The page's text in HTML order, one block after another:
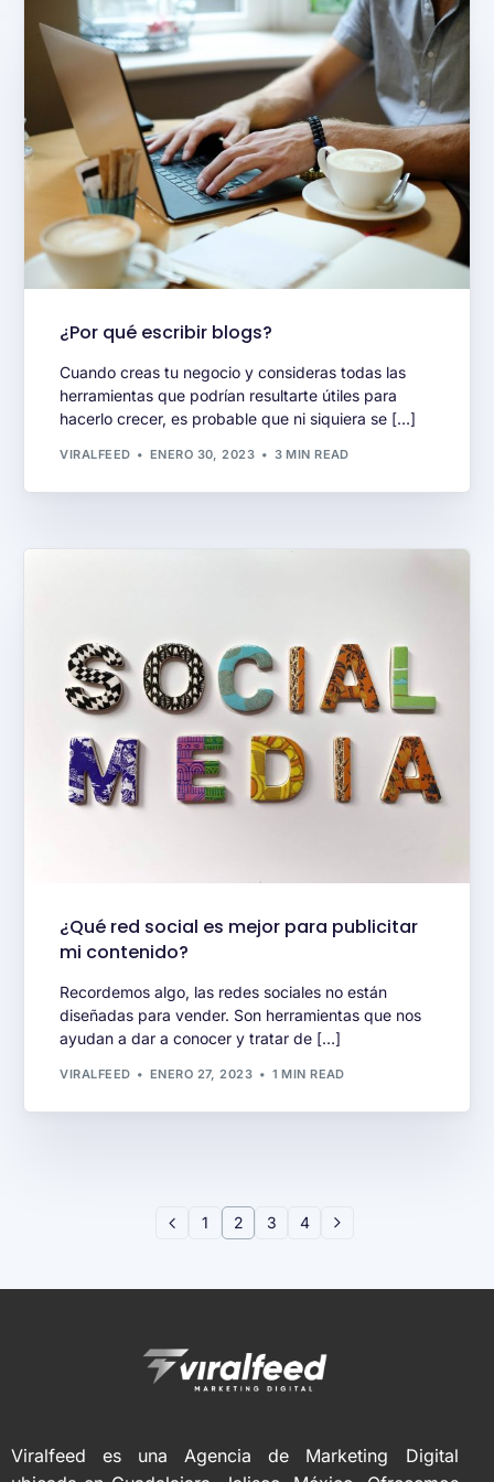
¿Por qué escribir blogs?
Cuando creas tu negocio y consideras todas las
herramientas que podrían resultarte útiles para
hacerlo crecer, es probable que ni siquiera se […]
VIRALFEED ENERO 30, 2023 3 MIN READ
¿Qué red social es mejor para publicitar
mi contenido?
Recordemos algo, las redes sociales no están
diseñadas para vender. Son herramientas que nos
ayudan a dar a conocer y tratar de […]
VIRALFEED ENERO 27, 2023 1 MIN READ
1 2 3 4
Viralfeed es una Agencia de Marketing Digital